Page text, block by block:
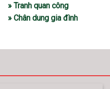
» Tranh quan công
» Chân dung gia đình